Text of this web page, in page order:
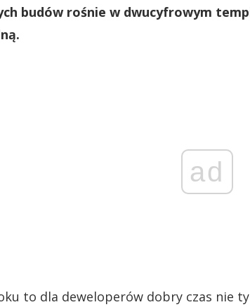
budów rośnie w dwucyfrowym
ad
to dla deweloperów dobry czas nie